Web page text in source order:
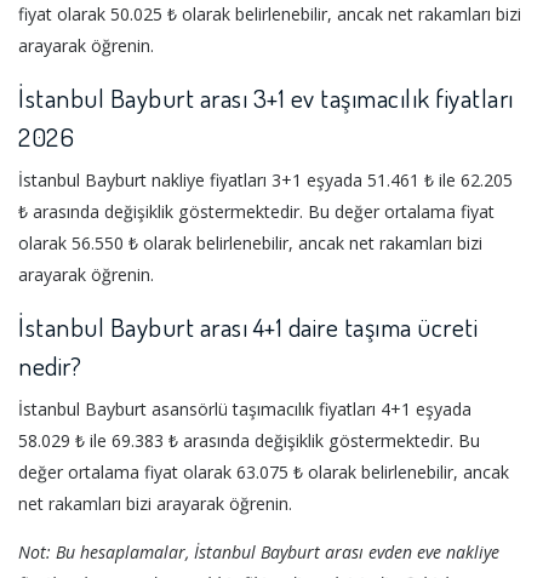
fiyat olarak 50.025 ₺ olarak belirlenebilir, ancak net rakamları bizi
arayarak öğrenin.
İstanbul Bayburt arası 3+1 ev taşımacılık fiyatları
2026
İstanbul Bayburt nakliye fiyatları 3+1 eşyada 51.461 ₺ ile 62.205
₺ arasında değişiklik göstermektedir. Bu değer ortalama fiyat
olarak 56.550 ₺ olarak belirlenebilir, ancak net rakamları bizi
arayarak öğrenin.
İstanbul Bayburt arası 4+1 daire taşıma ücreti
nedir?
İstanbul Bayburt asansörlü taşımacılık fiyatları 4+1 eşyada
58.029 ₺ ile 69.383 ₺ arasında değişiklik göstermektedir. Bu
değer ortalama fiyat olarak 63.075 ₺ olarak belirlenebilir, ancak
net rakamları bizi arayarak öğrenin.
Not: Bu hesaplamalar, İstanbul Bayburt arası evden eve nakliye